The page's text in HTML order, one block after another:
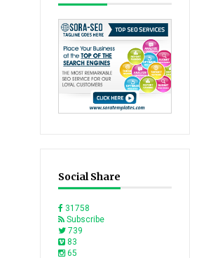
Social Share
31758
Subscribe
739
83
65